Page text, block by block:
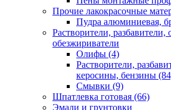
Прочие лакокрасочные
Пудра алюминиевая,
Растворители,
обезжириватели
Олифы (4)
Растворители,
керосины, бензины
Смывки (9)
Шпатлевка готовая (66)
Эмали и грунтовки